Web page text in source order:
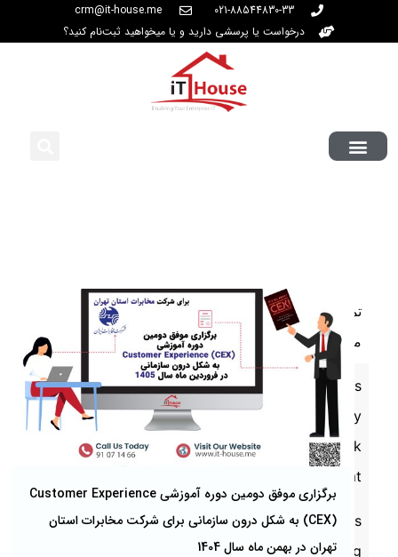
021-88544830-33
crm@it-house.me
درخواست یا پرسشی دارید و یا میخواهید ثبت‌نام کنید؟
Business
Continuity
& Risk
Mgmt
Business
Modeling
تمامی
موارد
برگزاری موفق دومین دوره آموزشی Customer Experience
(CEX) به شکل درون سازمانی برای شرکت مخابرات استان
تهران در بهمن ماه سال 1404